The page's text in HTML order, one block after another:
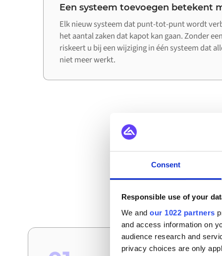
Consent
Responsible use of your
We and our 1022 partners
and access information on
audience research and
privacy choices are only
Een systeem toevoegen betekent
Elk nieuw systeem dat punt-tot-punt wordt
het aantal zaken dat kapot kan gaan. Zonder
riskeert u bij een wijziging in één systeem dat
niet meer werkt.
Hoe
Dit zijn de scenario's